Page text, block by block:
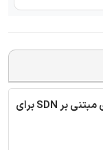
ترجمه مقاله امنیت انتقال داده های مبتنی بر SDN برای